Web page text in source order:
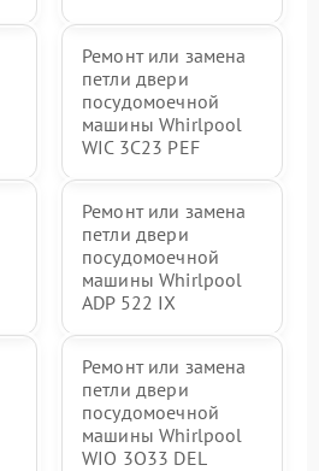
Ремонт или замена
петли двери
посудомоечной
машины Whirlpool
WIC 3C23 PEF
Ремонт или замена
петли двери
посудомоечной
машины Whirlpool
ADP 522 IX
Ремонт или замена
петли двери
посудомоечной
машины Whirlpool
WIO 3O33 DEL